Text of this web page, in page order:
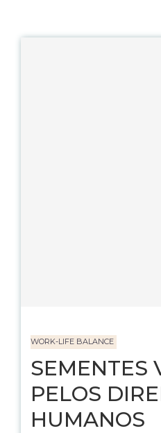
WORK-LIFE BALANCE
SEMENTES
PELOS
HUMANOS